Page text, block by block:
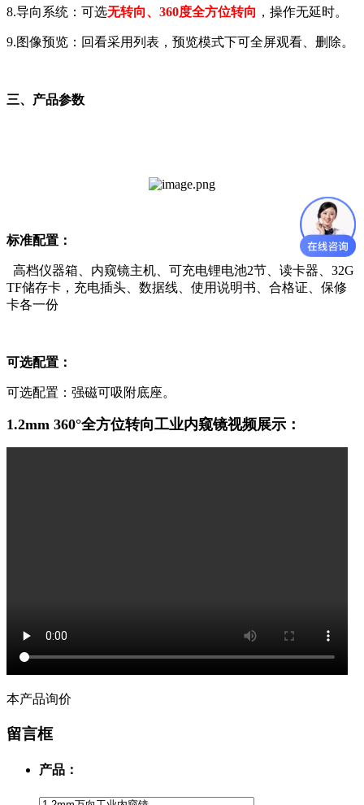
8.导向系统：可选无转向、360度全方位转向 ，操作无延时。
9.图像预览：回看采用列表，预览模式下可全屏观看、删除。
三、产品参数
标准配置：
高档仪器箱、内窥镜主机、可充电锂电池2节、读卡器、32G
TF储存卡，充电插头、数据线、使用说明书、合格证、保修
卡各一份
可选配置：
可选配置：强磁可吸附底座。
1.2mm 360°全方位转向工业内窥镜视频展示：
本产品询价
留言框
产品：